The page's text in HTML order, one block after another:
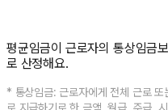
평균임금이 근로자의 통상임금
로 산정해요.
* 통상임금: 근로자에게 전체 근로